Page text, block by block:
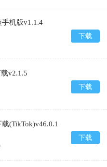
机版v1.1.4
下载
v2.1.5
下载
(TikTok)v46.0.1
下载